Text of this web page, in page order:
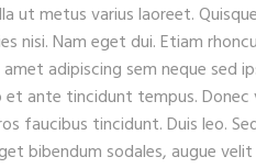
ut metus varius laoreet. Quisque
nisi. Nam eget dui. Etiam
adipiscing sem neque sed
et ante tincidunt tempus. Donec
faucibus tincidunt. Duis leo.
bibendum sodales, augue velit